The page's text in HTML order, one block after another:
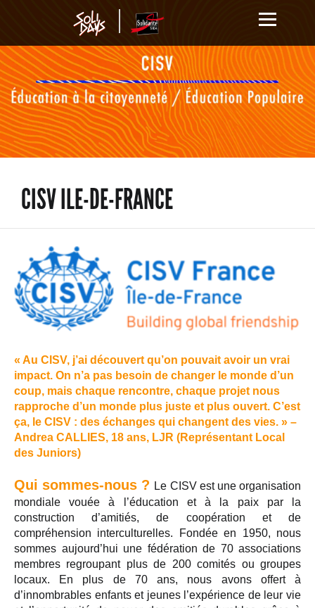
CISV ILE-DE-FRANCE
« Au CISV, j’ai découvert qu’on pouvait avoir un vrai
impact. On n’a pas besoin de changer le monde d’un
coup, mais chaque rencontre, chaque projet nous
rapproche d’un monde plus juste et plus ouvert. C’est
ça, le CISV : des échanges qui changent des vies. » –
Andrea CALLIES, 18 ans, LJR (Représentant Local
des Juniors)
Qui sommes-nous ? Le CISV est une organisation
mondiale vouée à l’éducation et à la paix par la
construction d’amitiés, de coopération et de
compréhension interculturelles. Fondée en 1950, nous
sommes aujourd’hui une fédération de 70 associations
membres regroupant plus de 200 comités ou groupes
locaux. En plus de 70 ans, nous avons offert à
d’innombrables enfants et jeunes l’expérience de leur vie